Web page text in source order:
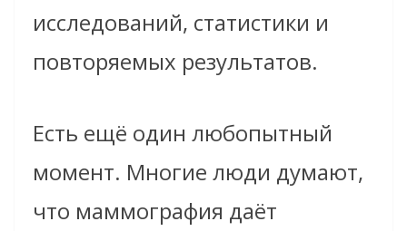
исследований, статистики и
повторяемых результатов.
Есть ещё один любопытный
момент. Многие люди думают,
что маммография даёт